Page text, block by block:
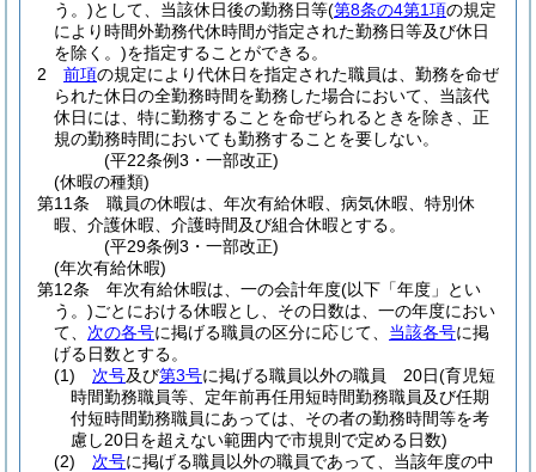
う。)として、当該休日後の勤務日等(第8条の4第1項の規定
により時間外勤務代休時間が指定された勤務日等及び休日
を除く。)を指定することができる。
2
前項の規定により代休日を指定された職員は、勤務を命ぜ
られた休日の全勤務時間を勤務した場合において、当該代
休日には、特に勤務することを命ぜられるときを除き、正
規の勤務時間においても勤務することを要しない。
(平22条例3・一部改正)
(休暇の種類)
第11条
職員の休暇は、年次有給休暇、病気休暇、特別休
暇、介護休暇、介護時間及び組合休暇とする。
(平29条例3・一部改正)
(年次有給休暇)
第12条
年次有給休暇は、一の会計年度(以下「年度」とい
う。)ごとにおける休暇とし、その日数は、一の年度におい
て、 次の各号に掲げる職員の区分に応じて、 当該各号に掲
げる日数とする。
(1)
次号及び第3号に掲げる職員以外の職員 20日(育児短
時間勤務職員等、定年前再任用短時間勤務職員及び任期
付短時間勤務職員にあっては、その者の勤務時間等を考
慮し20日を超えない範囲内で市規則で定める日数)
(2)
次号に掲げる職員以外の職員であって、当該年度の中